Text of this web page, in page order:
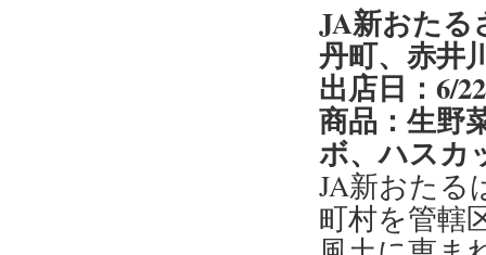
JA新おたる
丹町、赤井
出店日：6/
商品：生野
ボ、ハスカ
JA新おたる
町村を管轄